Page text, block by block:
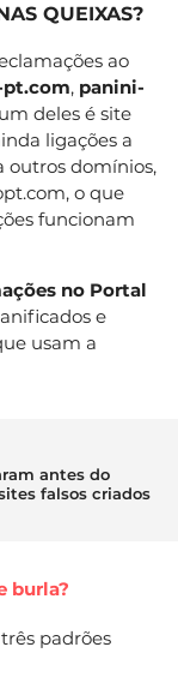
QUEIXAS?
ao
, panini-
deles é site
ligações a
outros domínios,
o que
funcionam
no Portal
e
usam a
antes do
falsos criados
burla?
padrões